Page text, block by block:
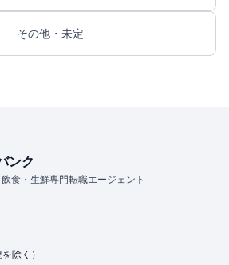
その他・未定
ンク
食・生鮮専門転職エージェント
を除く）